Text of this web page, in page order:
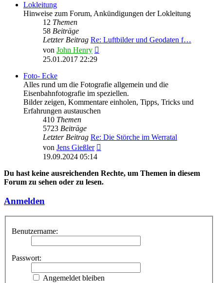
Lokleitung
Hinweise zum Forum, Ankündigungen der Lokleitung
12 Themen
58 Beiträge
Letzter Beitrag Re: Luftbilder und Geodaten f…
von John Henry
25.01.2017 22:29
Foto- Ecke
Alles rund um die Fotografie allgemein und die
Eisenbahnfotografie im speziellen.
Bilder zeigen, Kommentare einholen, Tipps, Tricks und
Erfahrungen austauschen
410 Themen
5723 Beiträge
Letzter Beitrag Re: Die Störche im Werratal
von Jens Gießler
19.09.2024 05:14
Du hast keine ausreichenden Rechte, um Themen in diesem
Forum zu sehen oder zu lesen.
Anmelden
Benutzername:
Passwort:
Angemeldet bleiben